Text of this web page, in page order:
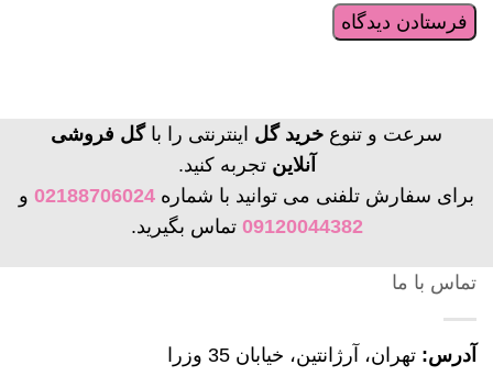
سرعت و تنوع خرید گل اینترنتی را باگل فروشی
آنلاین تجربه کنید.
برای سفارش تلفنی می توانید با شماره 02188706024 و
09120044382 تماس بگیرید.
تماس با ما
آدرس: تهران، آرژانتین، خیابان 35 وزرا